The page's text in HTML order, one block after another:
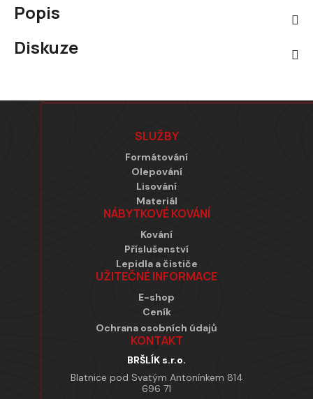
Popis
Diskuze
Zápatí
SLUŽBY
Formátování
Olepování
Lisování
Materiál
NÁBYTKOVÉ KOVÁNÍ
Kování
Příslušenství
Lepidla a čističe
UŽITEČNÉ INFORMACE
E-shop
Ceník
Ochrana osobních údajů
KONTAKT
BRŠLÍK s.r.o.
Blatnice pod Svatým Antonínkem 814
696 71